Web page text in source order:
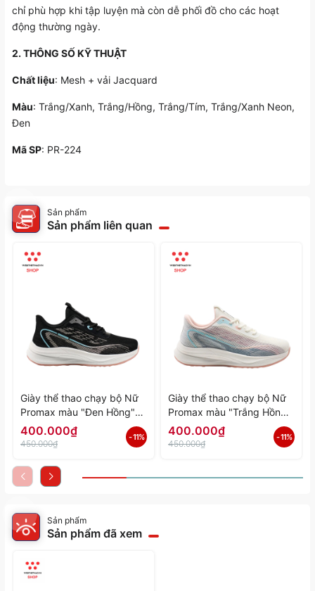
chỉ phù hợp khi tập luyện mà còn dễ phối đồ cho các hoạt
động thường ngày.
2. THÔNG SỐ KỸ THUẬT
Chất liệu: Mesh + vải Jacquard
Màu: Trắng/Xanh, Trắng/Hồng, Trắng/Tím, Trắng/Xanh Neon,
Đen
Mã SP: PR-224
Sản phẩm
Sản phẩm liên quan
Giày thể thao chạy bộ Nữ
Promax màu "Đen Hồng"
PR-2206-06 - Hàng Chính
Hãng
400.000₫
450.000₫
- 11%
Giày thể thao chạy bộ Nữ
Promax màu "Trắng Hồng"
PR-2206-05 - Hàng Chính
Hãng
400.000₫
450.000₫
- 11%
Sản phẩm
Sản phẩm đã xem